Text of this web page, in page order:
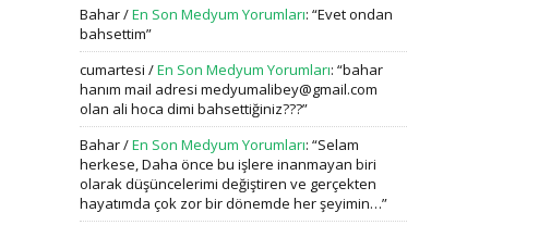
Bahar/En Son Medyum Yorumları: “Evet ondan
bahsettim”
cumartesi /En Son Medyum Yorumları: “bahar
hanım mail adresi medyumalibey@gmail.com
olan ali hoca dimi bahsettiğiniz???”
Bahar/En Son Medyum Yorumları: “Selam
herkese, Daha önce bu işlere inanmayan biri
olarak düşüncelerimi değiştiren ve gerçekten
hayatımda çok zor bir dönemde her şeyimin…”